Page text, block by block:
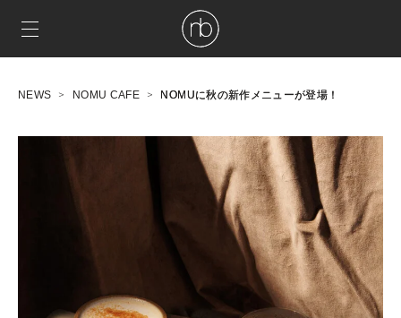
NEWS NOMU CAFE NOMUに秋の新作メニューが登場！